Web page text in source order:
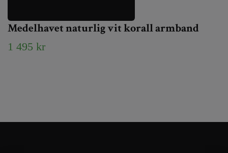
Medelhavet naturlig vit korall armband
1 495 kr